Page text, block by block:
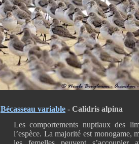
Bécasseau variable - Calidris alpina
Les comportements nuptiaux des
l’espèce. La majorité est monogame,